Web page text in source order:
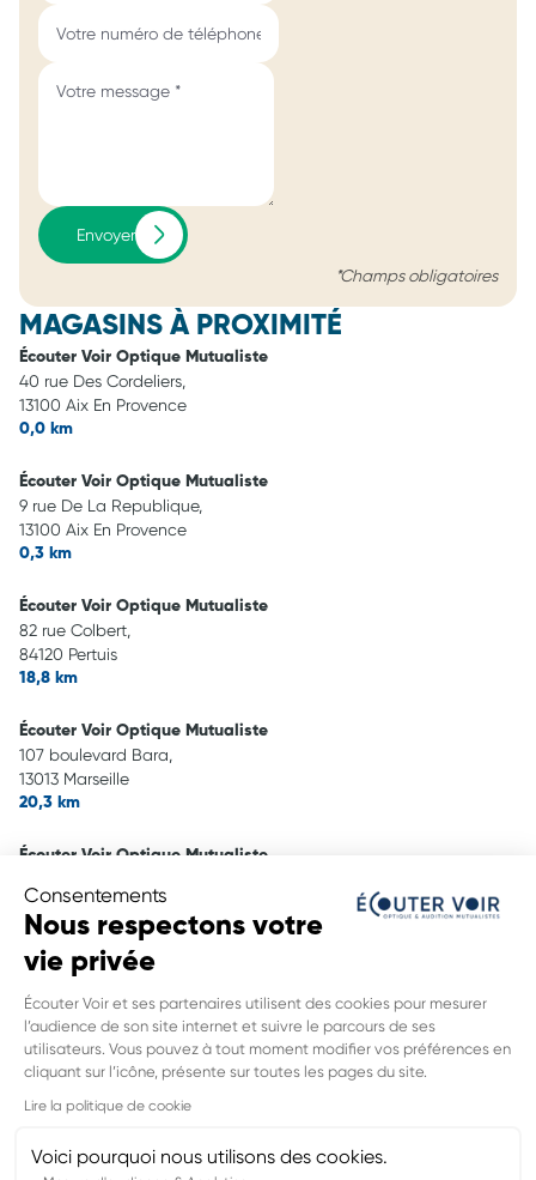
Consentements
Nous respectons votre
vie privée
Écouter Voir et ses partenaires utilisent des cookies pour mesurer
l’audience de son site internet et suivre le parcours de ses
utilisateurs. Vous pouvez à tout moment modifier vos préférences en
cliquant sur l’icône, présente sur toutes les pages du site.
Lire la politique de cookie
Voici pourquoi nous utilisons des cookies.
Envoyer
*Champs obligatoires
MAGASINS À PROXIMITÉ
Écouter Voir Optique Mutualiste
40 rue Des Cordeliers,
13100 Aix En Provence
0,0 km
Écouter Voir Optique Mutualiste
9 rue De La Republique,
13100 Aix En Provence
0,3 km
Écouter Voir Optique Mutualiste
82 rue Colbert,
84120 Pertuis
18,8 km
Écouter Voir Optique Mutualiste
107 boulevard Bara,
13013 Marseille
20,3 km
Écouter Voir Optique Mutualiste
13006 Marseille
26,9 km
Écouter Voir Optique Mutualiste
12 cours Barthelemy,
13400 Aubagne
28,1 km
INFORMATIONS LÉGALES DE CE
POINT DE VENTE
Nom du groupement : MUTUALITE FRANCAISE PACA SSAM